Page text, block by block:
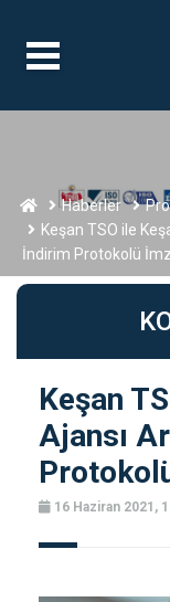
Haberler
Keşan TSO ile
İndirim Protokolü
Keşan
Ajansı
16 Haziran 2021,